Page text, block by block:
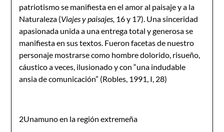
patriotismo se manifiesta en el amor al paisaje y a la
Naturaleza (Viajes y paisajes, 16 y 17). Una sinceridad
apasionada unida a una entrega total y generosa se
manifiesta en sus textos. Fueron facetas de nuestro
personaje mostrarse como hombre dolorido, risueño,
cáustico a veces, ilusionado y con “una indudable
ansia de comunicación” (Robles, 1991, I, 28)
2Unamuno en la región extremeña